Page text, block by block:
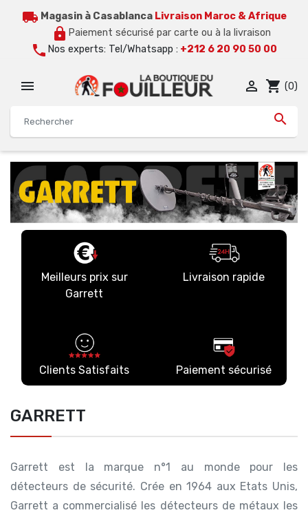
local_shipping Magasin à Casablanca Livraison Maroc & Afrique
lock Paiement sécurisé par carte ou à la livraison
call Nos experts: Tel/Whatsapp : +212 6 20 90 50 00


 shopping_cart (0)
Meilleurs prix sur
Garrett
Livraison rapide
Clients Satisfaits Paiement sécurisé
GARRETT
Garrett est la marque n°1 au monde pour les
détecteurs de sécurité. Crée en 1964 aux Etats Unis,
Garrett a commercialisé les détecteurs de métaux les